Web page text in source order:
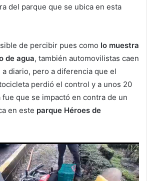
del parque que se ubica en esta
de percibir pues como lo muestra
de agua, también automovilistas caen
diario, pero a diferencia que el
perdió el control y a unos 20
que se impactó en contra de un
en este parque Héroes de